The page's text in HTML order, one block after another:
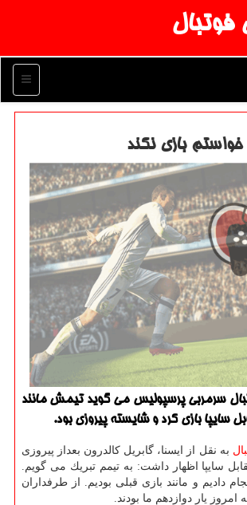
فوتبال
منو
خواستم بازی نكند
سرمربی پرسپولیس می گوید تیمش مانند
سایپا بازی كرد و شایسته پیروزی بود.
به نقل از ایسنا، گابریل كالدرون بعداز پیروزی
سایپا اظهار داشت: به تیمم تبریك می گویم.
دادیم و مانند بازی قبلی بودیم. از طرفداران
یار دوازدهم ما بودند.